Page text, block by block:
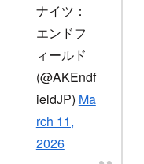
ナイツ：
エンドフ
ィールド
(@AKEndf
ieldJP) Ma
rch 11,
2026